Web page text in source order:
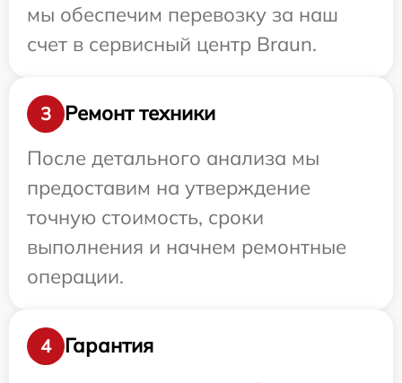
мы обеспечим перевозку за наш
счет в сервисный центр Braun.
3
Ремонт техники
После детального анализа мы
предоставим на утверждение
точную стоимость, сроки
выполнения и начнем ремонтные
операции.
4
Гарантия